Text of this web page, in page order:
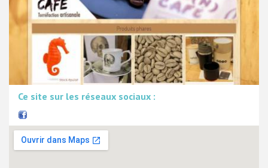
Ce site sur les réseaux sociaux :